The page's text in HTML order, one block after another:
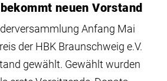
neuen Vorstand
Anfang Mai
der HBK Braunschweig e.V.
gewählt. Gewählt wurden